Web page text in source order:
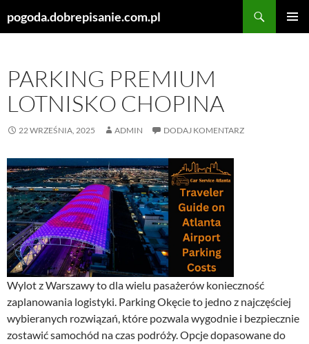
pogoda.dobrepisanie.com.pl
PARKING PREMIUM
LOTNISKO CHOPINA
22 WRZEŚNIA, 2025 ADMIN DODAJ KOMENTARZ
Wylot z Warszawy to dla wielu pasażerów konieczność
zaplanowania logistyki. Parking Okęcie to jedno z najczęściej
wybieranych rozwiązań, które pozwala wygodnie i bezpiecznie
zostawić samochód na czas podróży. Opcje dopasowane do